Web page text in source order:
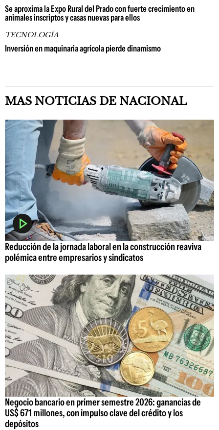
Se aproxima la Expo Rural del Prado con fuerte crecimiento en
animales inscriptos y casas nuevas para ellos
TECNOLOGÍA
Inversión en maquinaria agrícola pierde dinamismo
MAS NOTICIAS DE NACIONAL
Reducción de la jornada laboral en la construcción reaviva
polémica entre empresarios y sindicatos
Negocio bancario en primer semestre 2026: ganancias de
US$ 671 millones, con impulso clave del crédito y los
depósitos